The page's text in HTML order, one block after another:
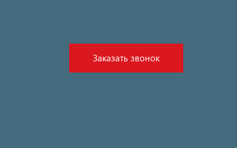
Заказать звонок